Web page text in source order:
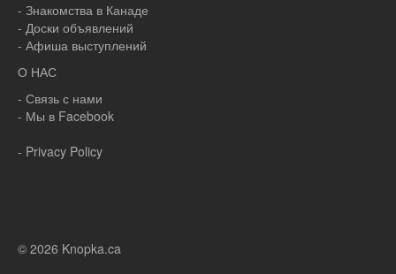
- Знакомства в Канаде
- Доски объявлений
- Афиша выступлений
О НАС
- Связь с нами
- Мы в Facebook
- Privacy Policy
© 2026 Knopka.ca